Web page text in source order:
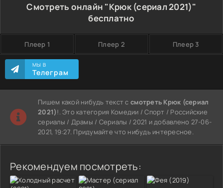
Смотреть онлайн "Крюк (сериал 2021)"
бесплатно
Плеер 1 Плеер 2 Плеер 3
МЫ В
Телеграм
Пишем какой нибудь текст ссмотреть Крюк (сериал
2021)!. Это категория Комедии / Спорт / Российские
сериалы / Драмы / Сериалы / 2021 и добавлено 27-06-
2021, 19:27. Придумайте что нибудь интересное.
Рекомендуем посмотреть: